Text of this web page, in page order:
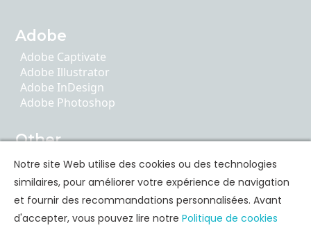
Adobe
Adobe Captivate
Adobe Illustrator
Adobe InDesign
Adobe Photoshop
Other
AI Literacy
ChatGPT
Google Apps
Notre site Web utilise des cookies ou des technologies
similaires, pour améliorer votre expérience de navigation
et fournir des recommandations personnalisées. Avant
d'accepter, vous pouvez lire notre Politique de cookies